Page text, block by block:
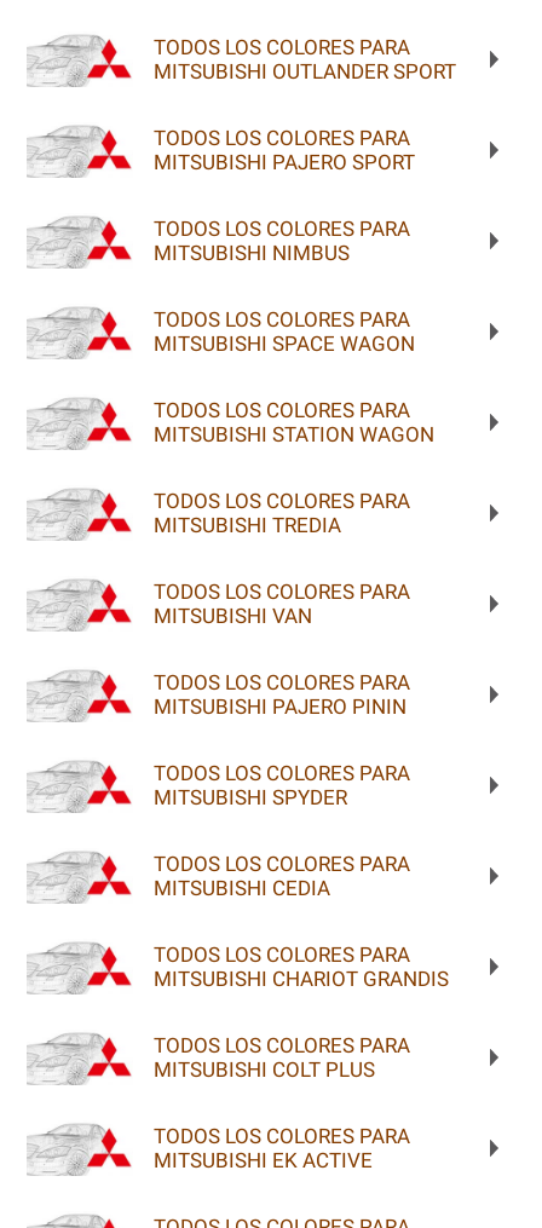
TODOS LOS COLORES PARA
MITSUBISHI OUTLANDER SPORT
TODOS LOS COLORES PARA
MITSUBISHI PAJERO SPORT
TODOS LOS COLORES PARA
MITSUBISHI NIMBUS
TODOS LOS COLORES PARA
MITSUBISHI SPACE WAGON
TODOS LOS COLORES PARA
MITSUBISHI STATION WAGON
TODOS LOS COLORES PARA
MITSUBISHI TREDIA
TODOS LOS COLORES PARA
MITSUBISHI VAN
TODOS LOS COLORES PARA
MITSUBISHI PAJERO PININ
TODOS LOS COLORES PARA
MITSUBISHI SPYDER
TODOS LOS COLORES PARA
MITSUBISHI CEDIA
TODOS LOS COLORES PARA
MITSUBISHI CHARIOT GRANDIS
TODOS LOS COLORES PARA
MITSUBISHI COLT PLUS
TODOS LOS COLORES PARA
MITSUBISHI EK ACTIVE